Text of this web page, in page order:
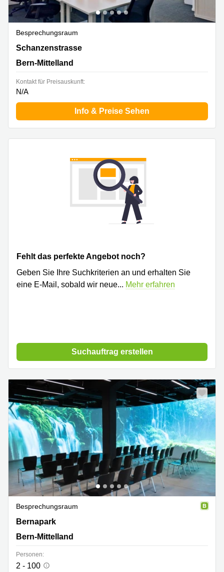
Besprechungsraum
Schanzenstrasse 4a, Bern-Mittelland
Schanzenstrasse
Bern-Mittelland
Kontakt für Preisauskunft:
N/A
Info & Preise Sehen
Fehlt das perfekte Angebot noch?
Geben Sie Ihre Suchkriterien an und erhalten Sie
eine E-Mail, sobald wir neue... Mehr erfahren
Suchauftrag erstellen
Besprechungsraum
Bernapark 28, Bern-Mittelland
Bernapark
Bern-Mittelland
Personen:
2 - 100